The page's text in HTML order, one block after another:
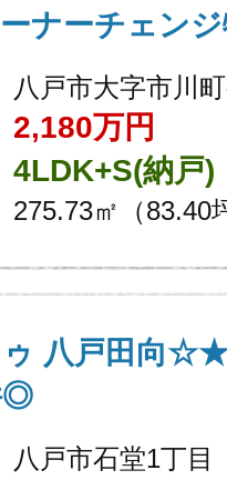
ナーチェン
八戸市大字市川
2,180万円
4LDK+S(納戸)
275.73㎡（83.40
八戸田向
◎
八戸市石堂1丁目